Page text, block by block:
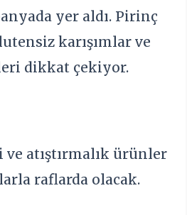
yer aldı. Pirinç
karışımlar ve
dikkat çekiyor.
atıştırmalık ürünler
raflarda olacak.